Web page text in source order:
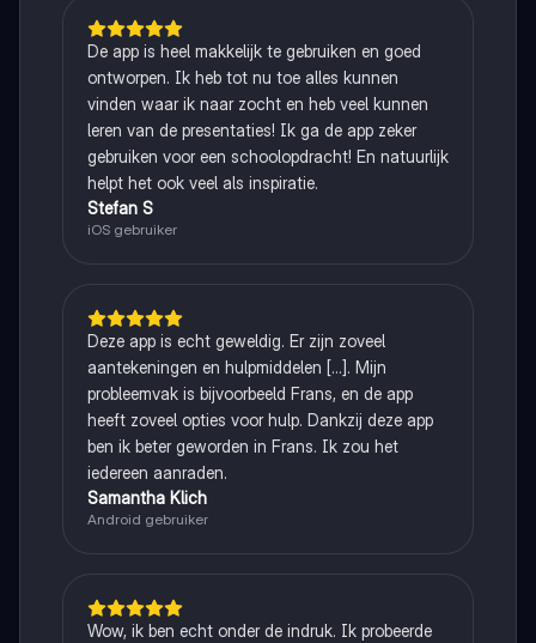
De app is heel makkelijk te gebruiken en goed
ontworpen. Ik heb tot nu toe alles kunnen
vinden waar ik naar zocht en heb veel kunnen
leren van de presentaties! Ik ga de app zeker
gebruiken voor een schoolopdracht! En natuurlijk
helpt het ook veel als inspiratie.
Stefan S
iOS gebruiker
Deze app is echt geweldig. Er zijn zoveel
aantekeningen en hulpmiddelen [...]. Mijn
probleemvak is bijvoorbeeld Frans, en de app
heeft zoveel opties voor hulp. Dankzij deze app
ben ik beter geworden in Frans. Ik zou het
iedereen aanraden.
Samantha Klich
Android gebruiker
Wow, ik ben echt onder de indruk. Ik probeerde